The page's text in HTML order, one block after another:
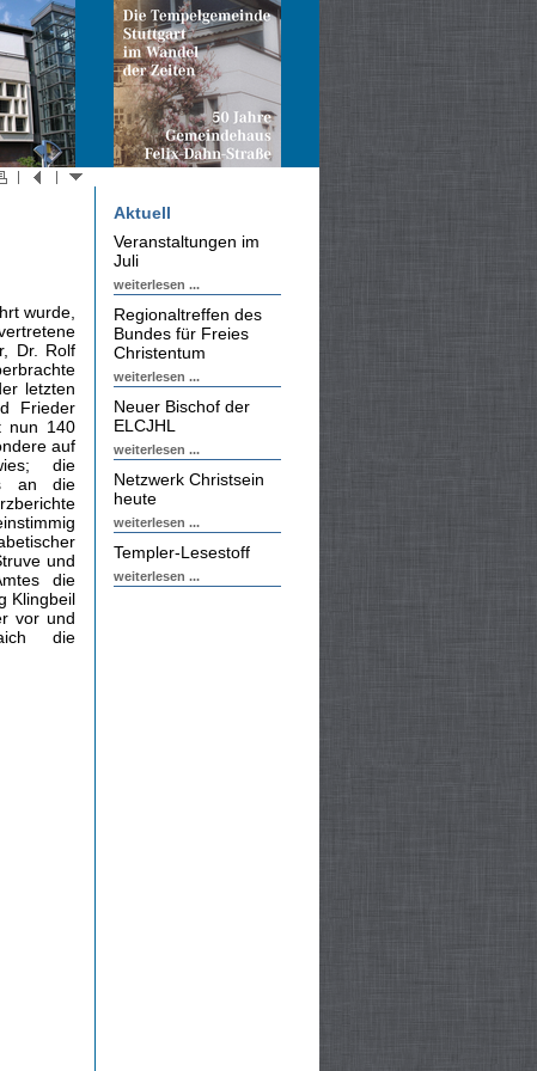
wurde,
Dr. Rolf
letzten
Frieder
nun 140
auf
die
an die
und
die
Klingbeil
vor und
die
Aktuell
Veranstaltungen im
Juli
weiterlesen ...
Regionaltreffen des
Bundes für Freies
Christentum
weiterlesen ...
Neuer Bischof der
ELCJHL
weiterlesen ...
Netzwerk Christsein
heute
weiterlesen ...
Templer-Lesestoff
weiterlesen ...